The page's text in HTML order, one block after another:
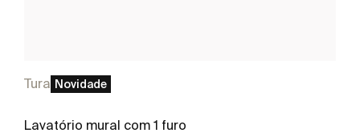
Tura Novidade
Lavatório mural com 1 furo